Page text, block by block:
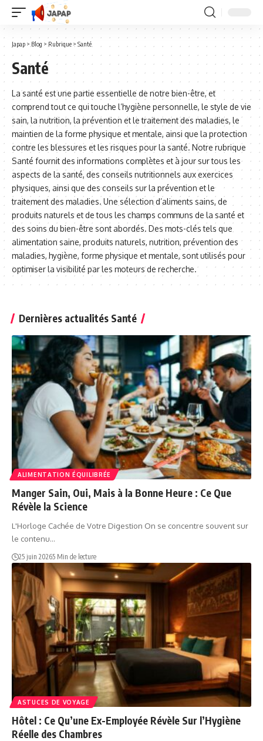
Japap > Blog > Rubrique > Santé
Santé
La santé est une partie essentielle de notre bien-être, et
comprend tout ce qui touche l’hygiène personnelle, le style de vie
sain, la nutrition, la prévention et le traitement des maladies, le
maintien de la forme physique et mentale, ainsi que la protection
contre les blessures et les risques pour la santé. Notre rubrique
Santé fournit des informations complètes et à jour sur tous les
aspects de la santé, des conseils nutritionnels aux exercices
physiques, ainsi que des conseils sur la prévention et le
traitement des maladies. Une sélection d’aliments sains, de
produits naturels et de tous les champs communs de la santé et
des soins du bien-être sont abordés. Des mots-clés tels que
alimentation saine, produits naturels, nutrition, prévention des
maladies, hygiène, forme physique et mentale, sont utilisés pour
optimiser la visibilité par les moteurs de recherche.
Dernières actualités Santé
ALIMENTATION ÉQUILIBRÉE
Manger Sain, Oui, Mais à la Bonne Heure : Ce Que
Révèle la Science
L'Horloge Cachée de Votre Digestion On se concentre souvent sur
le contenu…
25 juin 20265 Min de lecture
ASTUCES DE VOYAGE
Hôtel : Ce Qu’une Ex-Employée Révèle Sur l’Hygiène
Réelle des Chambres